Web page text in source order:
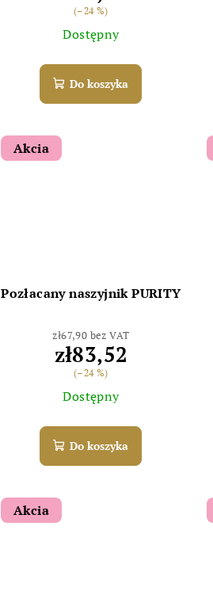
(–24 %)
Dostępny
Do koszyka
Akcia
Pozłacany naszyjnik PURITY
zł67,90 bez VAT
zł83,52
(–24 %)
Dostępny
Do koszyka
Akcia